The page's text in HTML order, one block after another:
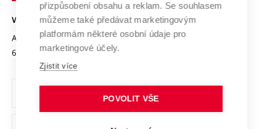
Projekty
Projekty ze strukturálních fondů
Specifický výzkum
Univerzitní sítě
Bezpečná univerzita
Vyznamenání
Organizační struktura
Ochrana osobních údajů
VYSOKÉ UČENÍ TECHNICKÉ V BRNĚ
Antonínská 548/1
602 00 Brno
www.vut.cz
vut@vutbr.cz
přizpůsobení obsahu a reklam. Se souhlasem
můžeme také předávat marketingovým
platformám některé osobní údaje pro
marketingové účely.
Zjistit více
POVOLIT VŠE